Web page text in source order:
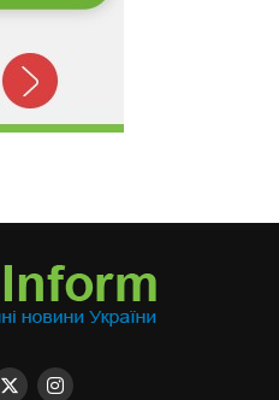
заниження
нарахування пені
закінчення
тобто з